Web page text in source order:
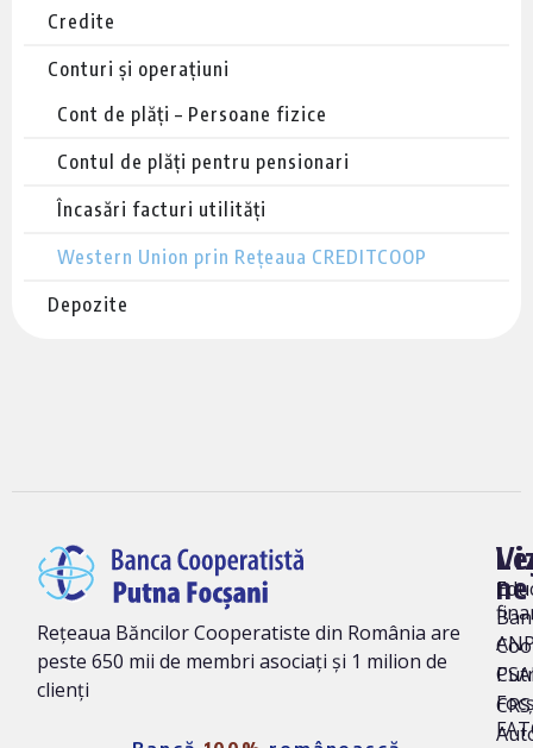
Credite
Conturi și operațiuni
Cont de plăți – Persoane fizice
Contul de plăți pentru pensionari
Încasări facturi utilități
Western Union prin Rețeaua CREDITCOOP
Depozite
Rețeaua Băncilor Cooperatiste din România are
peste 650 mii de membri asociați și 1 milion de
clienți
ne